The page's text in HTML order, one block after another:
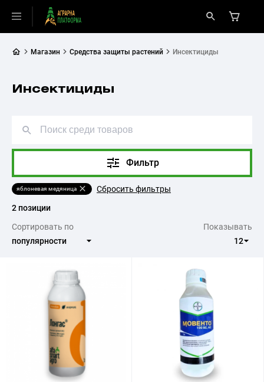
Магазин Средства защиты растений Инсектициды
Инсектициды
яблоневая медяница Сбросить фильтры
Фильтр
2 позиции
Сортировать по
Показывать